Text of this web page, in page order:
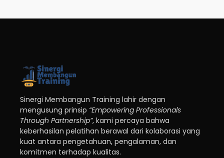
Sinergi Membangun Training lahir dengan
mengusung prinsip “Empowering Professionals
Through Partnership”, kami percaya bahwa
keberhasilan pelatihan berawal dari kolaborasi yang
kuat antara pengetahuan, pengalaman, dan
komitmen terhadap kualitas.